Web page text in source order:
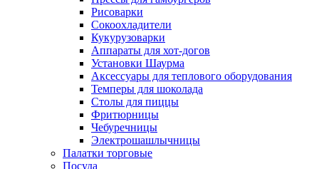
Рисоварки
Сокоохладители
Кукурузоварки
Аппараты для хот-догов
Установки Шаурма
Аксессуары для теплового оборудования
Темперы для шоколада
Столы для пиццы
Фритюрницы
Чебуречницы
Электрошашлычницы
Палатки торговые
Посуда